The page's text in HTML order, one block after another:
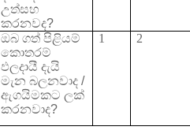
උත්සහ
කරනවද?
ඔබ ගත් පිළියම්
කොතරම්
ඵලදායී දැයි
මැන බලනවාද /
ඇගයිමකට ලක්
කරනවාද?
1 2